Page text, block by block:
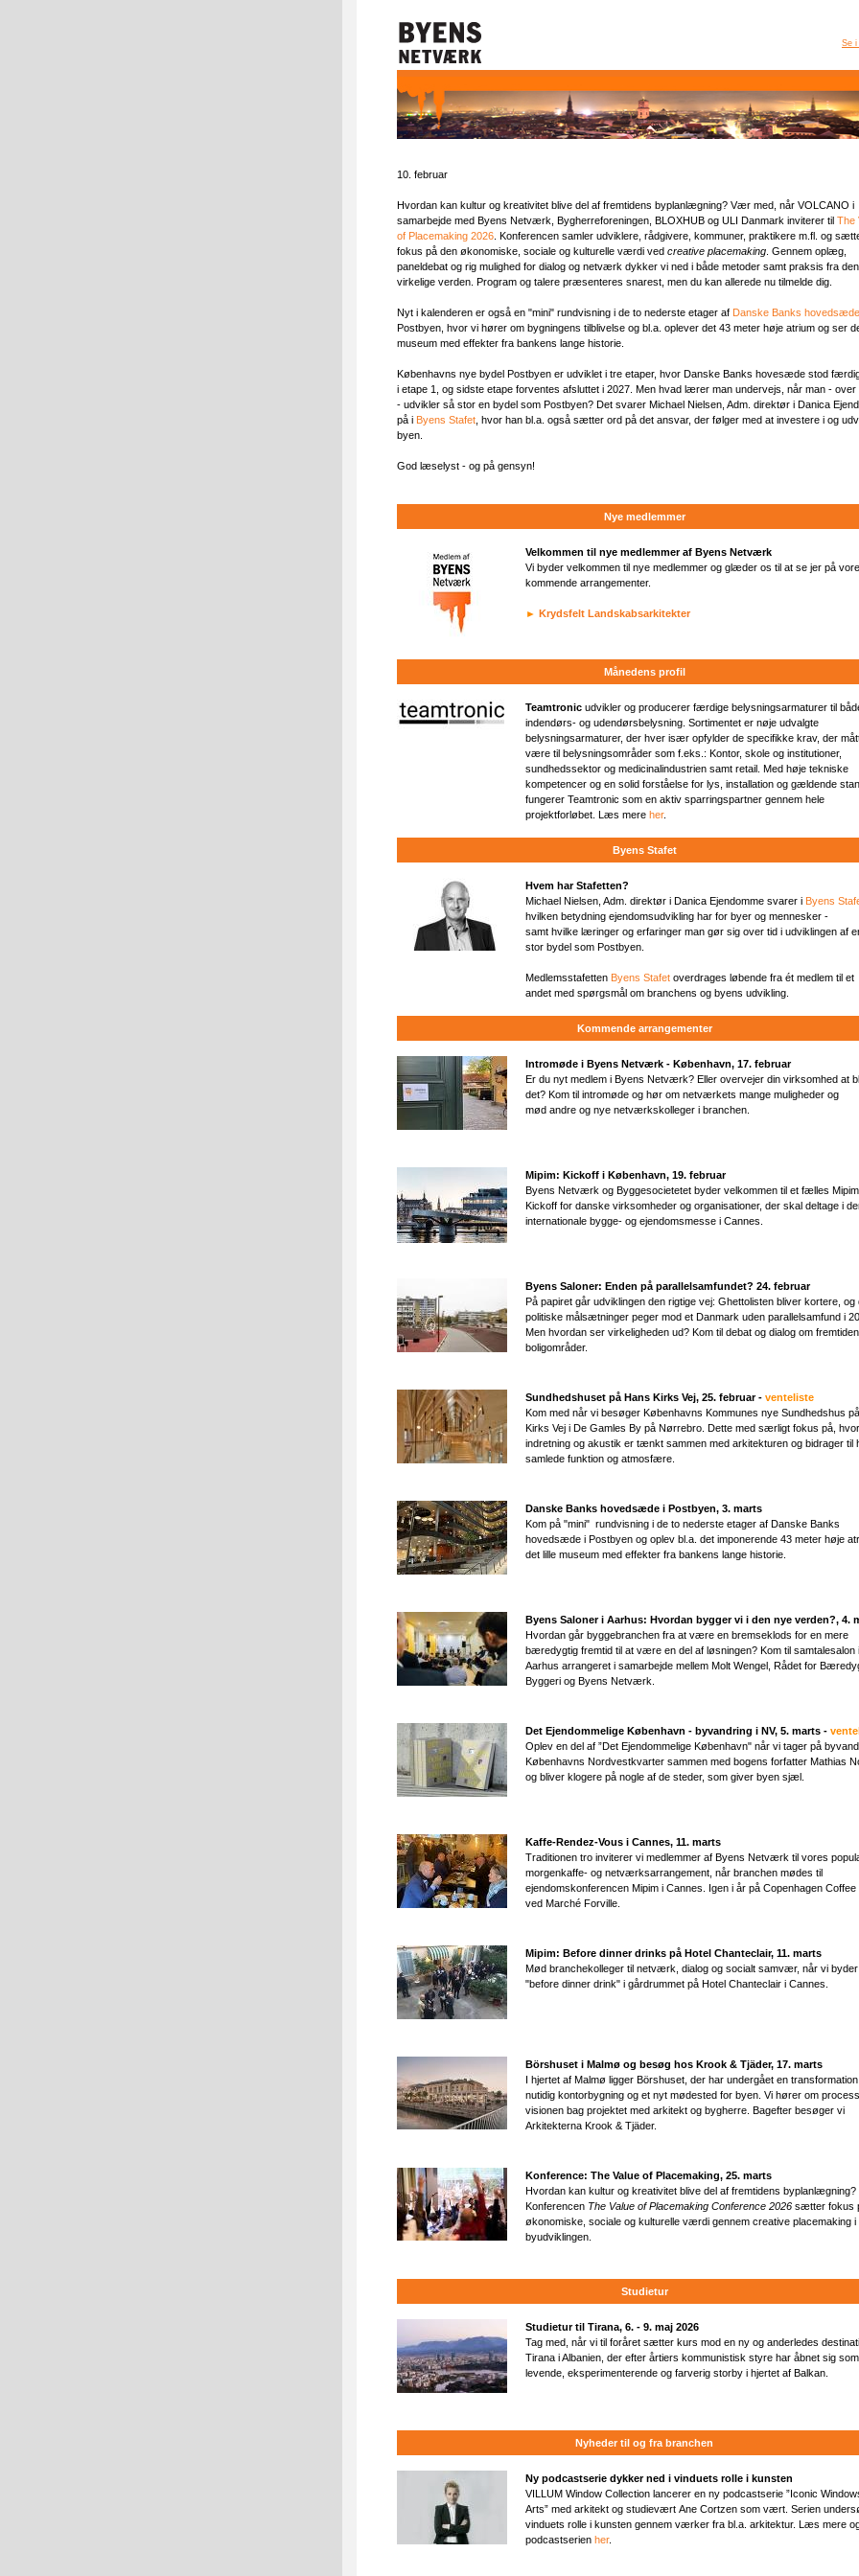
Se i
10. februar
Hvordan kan kultur og kreativitet blive del af fremtidens byplanlægning? Vær med, når VOLCANO i
samarbejde med Byens Netværk, Bygherreforeningen, BLOXHUB og ULI Danmark inviterer til The
of Placemaking 2026 . Konferencen samler udviklere, rådgivere, kommuner, praktikere m.fl. og
fokus på den økonomiske, sociale og kulturelle værdi ved creative placemaking . Gennem oplæg,
paneldebat og rig mulighed for dialog og netværk dykker vi ned i både metoder samt praksis fra den
virkelige verden. Program og talere præsenteres snarest, men du kan allerede nu tilmelde dig.
Nyt i kalenderen er også en "mini" rundvisning i de to nederste etager af Danske Banks hovedsæde
Postbyen, hvor vi hører om bygningens tilblivelse og bl.a. oplever det 43 meter høje atrium og ser
museum med effekter fra bankens lange historie.
Københavns nye bydel Postbyen er udviklet i tre etaper, hvor Danske Banks hovesæde stod
i etape 1, og sidste etape forventes afsluttet i 2027. Men hvad lærer man undervejs, når man - over
- udvikler så stor en bydel som Postbyen? Det svarer Michael Nielsen, Adm. direktør i Danica
på i Byens Stafet , hvor han bl.a. også sætter ord på det ansvar, der følger med at investere i og
byen.
God læselyst - og på gensyn!
Nye medlemmer
Velkommen til nye medlemmer af Byens Netværk
Vi byder velkommen til nye medlemmer og glæder os til at se jer på
kommende arrangementer.
► Krydsfelt Landskabsarkitekter
Månedens profil
Teamtronic udvikler og producerer færdige belysningsarmaturer til
indendørs- og udendørsbelysning. Sortimentet er nøje udvalgte
belysningsarmaturer, der hver især opfylder de specifikke krav, der
være til belysningsområder som f.eks.: Kontor, skole og institutioner,
sundhedssektor og medicinalindustrien samt retail. Med høje tekniske
kompetencer og en solid forståelse for lys, installation og gældende
fungerer Teamtronic som en aktiv sparringspartner gennem hele
projektforløbet. Læs mere her.
Byens Stafet
Hvem har Stafetten?
Michael Nielsen, Adm. direktør i Danica Ejendomme svarer i Byens
hvilken betydning ejendomsudvikling har for byer og mennesker -
samt hvilke læringer og erfaringer man gør sig over tid i udviklingen af
stor bydel som Postbyen.
Medlemsstafetten Byens Stafet overdrages løbende fra ét medlem til et
andet med spørgsmål om branchens og byens udvikling.
Kommende arrangementer
Intromøde i Byens Netværk - København, 17. februar
Er du nyt medlem i Byens Netværk? Eller overvejer din virksomhed at
det? Kom til intromøde og hør om netværkets mange muligheder og
mød andre og nye netværkskolleger i branchen.
Mipim: Kickoff i København, 19. februar
Byens Netværk og Byggesocietetet byder velkommen til et fælles Mipim
Kickoff for danske virksomheder og organisationer, der skal deltage i
internationale bygge- og ejendomsmesse i Cannes.
Byens Saloner: Enden på parallelsamfundet?​ 24. februar
På papiret går udviklingen den rigtige vej: Ghettolisten bliver kortere, og
politiske målsætninger peger mod et Danmark uden parallelsamfund i
Men hvordan ser virkeligheden ud? Kom til debat og dialog om
boligområder.
Sundhedshuset på Hans Kirks Vej, 25. februar - venteliste
Kom med når vi besøger Københavns Kommunes nye Sundhedshus
Kirks Vej i De Gamles By på Nørrebro. Dette med særligt fokus på,
indretning og akustik er tænkt sammen med arkitekturen og bidrager til
samlede funktion og atmosfære.
Danske Banks hovedsæde i Postbyen, 3. marts
Kom på "mini" rundvisning i de to nederste etager af Danske Banks
hovedsæde i Postbyen og oplev bl.a. det imponerende 43 meter høje
det lille museum med effekter fra bankens lange historie.
Byens Saloner i Aarhus: Hvordan bygger vi i den nye verden?, 4.
Hvordan går byggebranchen fra at være en bremseklods for en mere
bæredygtig fremtid til at være en del af løsningen? Kom til samtalesalon i
Aarhus arrangeret i samarbejde mellem Molt Wengel, Rådet for
Byggeri og Byens Netværk.
Det Ejendommelige København - byvandring i NV, 5. marts -
Oplev en del af ”Det Ejendommelige København" når vi tager på
Københavns Nordvestkvarter sammen med bogens forfatter Mathias
og bliver klogere på nogle af de steder, som giver byen sjæl.
Kaffe-Rendez-Vous i Cannes, 11. marts
Traditionen tro inviterer vi medlemmer af Byens Netværk til vores
morgenkaffe- og netværksarrangement, når branchen mødes til
ejendomskonferencen Mipim i Cannes. Igen i år på Copenhagen Coffee
ved Marché Forville.
Mipim: Before dinner drinks på Hotel Chanteclair​, 11. marts
Mød branchekolleger til netværk, dialog og socialt samvær, når vi
"before dinner drink" i gårdrummet på Hotel Chanteclair i Cannes.
Börshuset i Malmø og besøg hos Krook & Tjäder, 17. marts
I hjertet af Malmø ligger Börshuset, der har undergået en
nutidig kontorbygning og et nyt mødested for byen. Vi hører om
visionen bag projektet med arkitekt og bygherre. Bagefter besøger vi
Arkitekterna Krook & Tjäder.
Konference: The Value of Placemaking, 25. marts
Hvordan kan kultur og kreativitet blive del af fremtidens byplanlægning?
Konferencen The Value of Placemaking Conference 2026 sætter fokus
økonomiske, sociale og kulturelle værdi gennem creative placemaking i
byudviklingen.
Studietur
Studietur til Tirana, 6. - 9. maj 2026
Tag med, når vi til foråret sætter kurs mod en ny og anderledes
Tirana i Albanien, der efter årtiers kommunistisk styre har åbnet sig
levende, eksperimenterende og farverig storby i hjertet af Balkan.
Nyheder til og fra branchen
Ny podcastserie dykker ned i vinduets rolle i kunsten
VILLUM Window Collection lancerer en ny podcastserie ”Iconic
Arts” med arkitekt og studievært Ane Cortzen som vært. Serien
vinduets rolle i kunsten gennem værker fra bl.a. arkitektur. Læs mere
podcastserien her.